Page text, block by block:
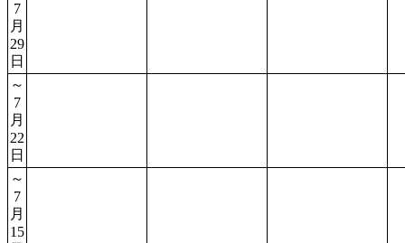
7
月
29
日
～
7
月
22
日
～
7
月
15